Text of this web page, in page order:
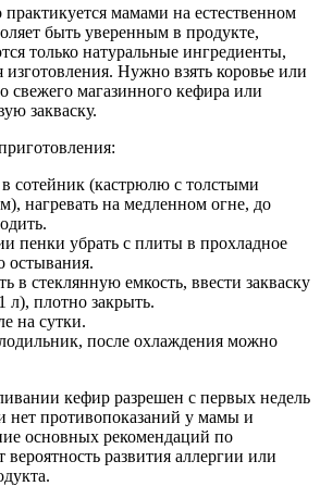
мамами на естественном
быть уверенным в продукте,
только натуральные ингредиенты,
изготовления. Нужно взять коровье или
свежего магазинного кефира или
закваску.
сотейник (кастрюлю с толстыми
нагревать на медленном огне, до
пенки убрать с плиты в прохладное
остывания.
в стеклянную емкость, ввести закваску
л), плотно закрыть.
на сутки.
после охлаждения можно
кефир разрешен с первых недель
нет противопоказаний у мамы и
основных рекомендаций по
развития аллергии или